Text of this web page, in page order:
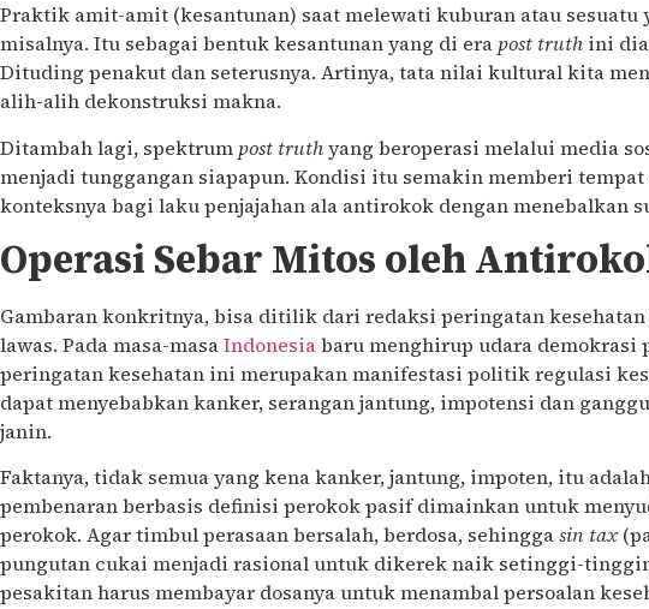
Praktik amit-amit (kesantunan) saat melewati kuburan atau sesuatu
misalnya. Itu sebagai bentuk kesantunan yang di era post truth ini
Dituding penakut dan seterusnya. Artinya, tata nilai kultural kita
alih-alih dekonstruksi makna.
Ditambah lagi, spektrum post truthyang beroperasi melalui media
menjadi tunggangan siapapun. Kondisi itu semakin memberi tempat
konteksnya bagi laku penjajahan ala antirokok dengan menebalkan
Operasi Sebar Mitos oleh
Gambaran konkritnya, bisa ditilik dari redaksi peringatan
lawas. Pada masa-masaIndonesiabaru menghirup udara demokrasi
peringatan kesehatan ini merupakan manifestasi politik regulasi
dapat menyebabkan kanker, serangan jantung, impotensi dan
janin.
Faktanya, tidak semua yang kena kanker, jantung, impoten, itu
pembenaran berbasis definisi perokok pasif dimainkan untuk
perokok. Agar timbul perasaan bersalah, berdosa, sehinggasin tax
pungutan cukai menjadi rasional untuk dikerek naik setinggi-
pesakitan harus membayar dosanya untuk menambal persoalan